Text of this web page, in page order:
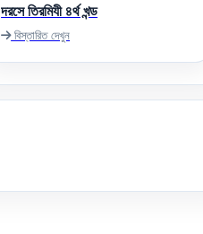
দরসে তিরমিযী ৪র্থ খন্ড
বিস্তারিত দেখুন